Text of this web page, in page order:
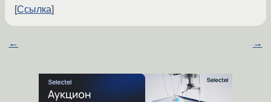
Ссылка
← →